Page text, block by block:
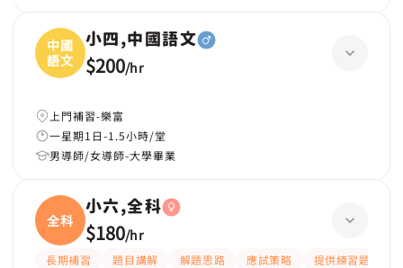
中國
語文
小四,中國語文
$200/hr
上門補習-樂富
一星期1日-1.5小時/堂
男導師/女導師-大學畢業
全科
小六,全科
$180/hr
長期補習 題目講解 解題思路 應試策略
提供練習題/試題